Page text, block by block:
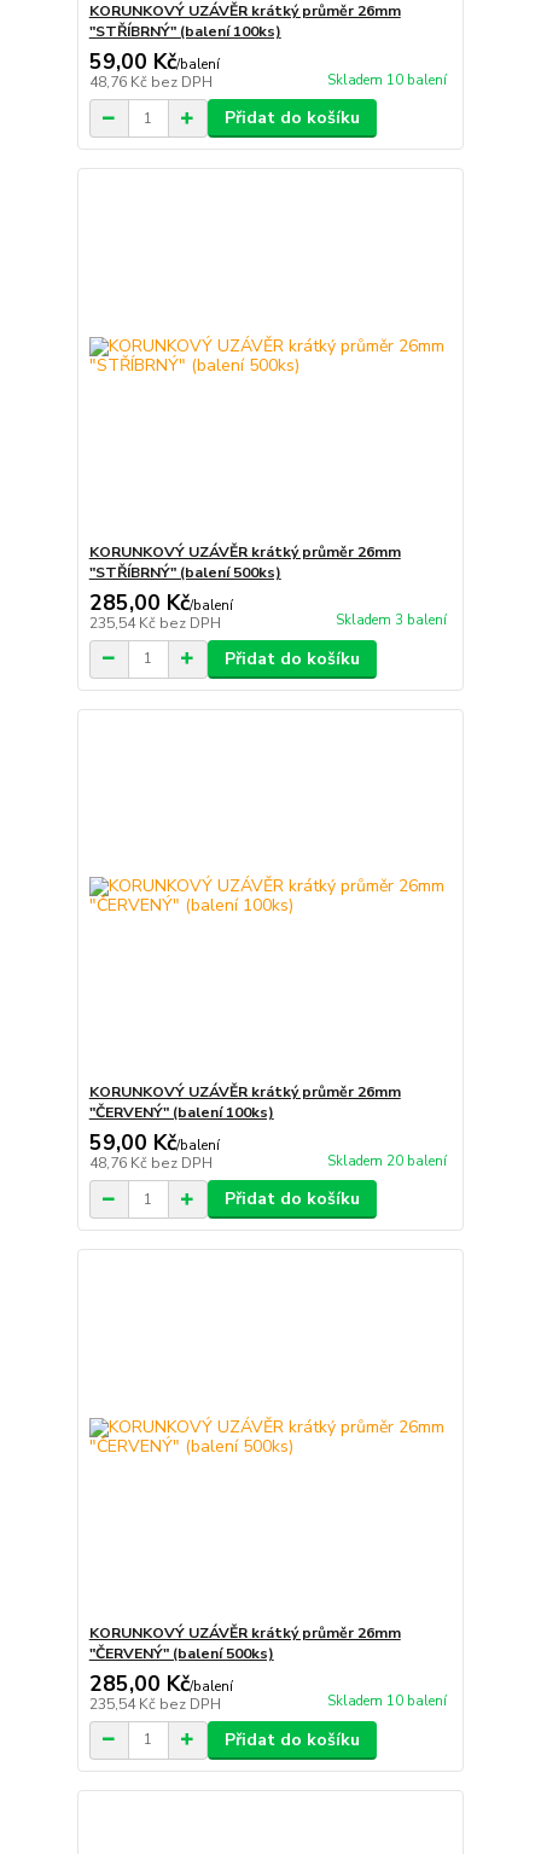
KORUNKOVÝ UZÁVĚR krátký průměr 26mm
"STŘÍBRNÝ" (balení 100ks)
59,00 Kč/balení
48,76 Kč bez DPH Skladem 10 balení
Přidat do košíku
KORUNKOVÝ UZÁVĚR krátký průměr 26mm
"STŘÍBRNÝ" (balení 500ks)
285,00 Kč/balení
235,54 Kč bez DPH Skladem 3 balení
Přidat do košíku
KORUNKOVÝ UZÁVĚR krátký průměr 26mm
"ČERVENÝ" (balení 100ks)
59,00 Kč/balení
48,76 Kč bez DPH Skladem 20 balení
Přidat do košíku
KORUNKOVÝ UZÁVĚR krátký průměr 26mm
"ČERVENÝ" (balení 500ks)
285,00 Kč/balení
235,54 Kč bez DPH Skladem 10 balení
Přidat do košíku